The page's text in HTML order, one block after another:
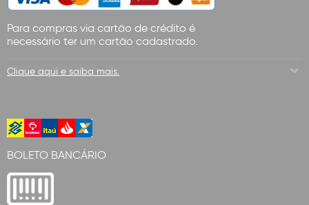
Para compras via cartão de crédito é
necessário ter um cartão cadastrado.
Clique aqui e saiba mais.
BOLETO BANCÁRIO